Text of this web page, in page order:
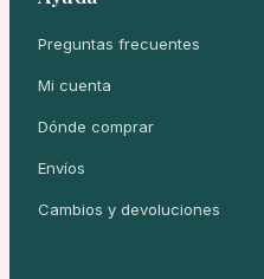
Preguntas frecuentes
Mi cuenta
Dónde comprar
Envíos
Cambios y devoluciones